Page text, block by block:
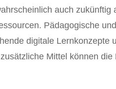
auch zukünftig
Pädagogische
digitale Lernkonzepte
Mittel können